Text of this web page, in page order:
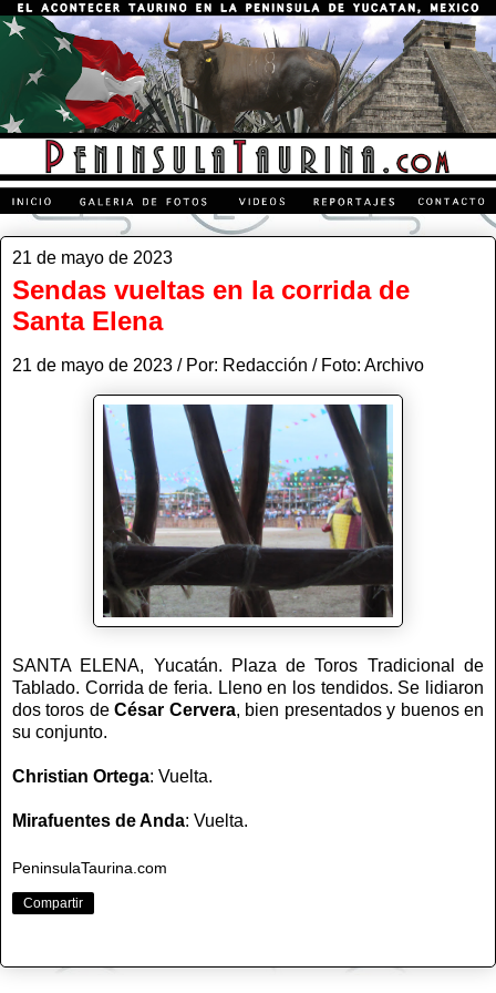
21 de mayo de 2023
Sendas vueltas en la corrida de
Santa Elena
21 de mayo de 2023 / Por: Redacción / Foto: Archivo
SANTA ELENA, Yucatán. Plaza de Toros Tradicional de
Tablado. Corrida de feria. Lleno en los tendidos. Se lidiaron
dos toros deCésar Cervera, bien presentados y buenos en
su conjunto.
Christian Ortega: Vuelta.
Mirafuentes de Anda: Vuelta.
PeninsulaTaurina.com
Compartir